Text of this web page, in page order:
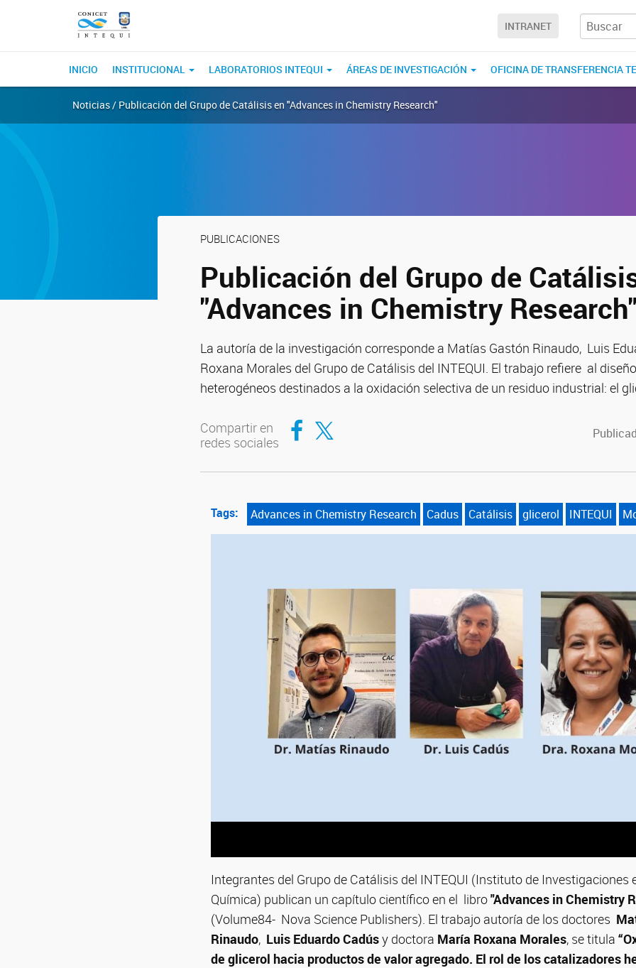
INTRANET
INICIO INSTITUCIONAL LABORATORIOS INTEQUI ÁREAS DE INVESTIGACIÓN OFICINA DE TRANSFERENCIA
Noticias / Publicación del Grupo de Catálisis en "Advances in Chemistry Research"
PUBLICACIONES
Publicación del Grupo de
"Advances in Chemistry Research"
La autoría de la investigación corresponde a Matías Gastón Rinaudo, Luis
Roxana Morales del Grupo de Catálisis del INTEQUI. El trabajo refiere al
heterogéneos destinados a la oxidación selectiva de un residuo industrial: el
Compartir en
redes sociales
Compartir en Facebook
Compartir en Twitter
Tags: Advances in Chemistry Research Cadus Catálisis glicerol INTEQUI
Integrantes del Grupo de Catálisis del INTEQUI (Instituto de Investigaciones
Química) publican un capítulo científico en el libro"Advances in Chemistry
(Volume84- Nova Science Publishers). El trabajo autoría de los doctores
Rinaudo, Luis Eduardo Cadúsy doctora María Roxana Morales, se titula
de glicerol hacia productos de valor agregado. El rol de los catalizadores